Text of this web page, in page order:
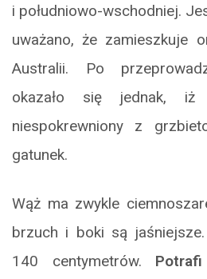
i południowo-wschodniej.
uważano, że zamieszkuje
Australii. Po
okazało się jednak,
niespokrewniony z
gatunek.
Wąż ma zwykle
brzuch i boki są
140 centymetrów.